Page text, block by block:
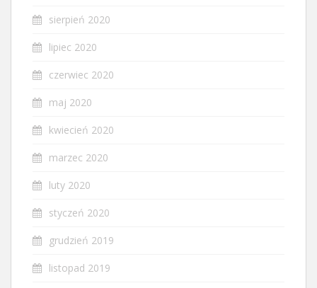
sierpień 2020
lipiec 2020
czerwiec 2020
maj 2020
kwiecień 2020
marzec 2020
luty 2020
styczeń 2020
grudzień 2019
listopad 2019